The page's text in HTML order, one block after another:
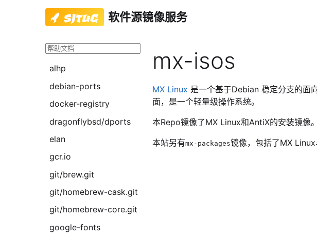
软件源镜像服务
alhp
debian-ports
docker-registry
dragonflybsd/dports
elan
gcr.io
git/brew.git
git/homebrew-cask.git
git/homebrew-core.git
google-fonts
mx-isos
MX Linux 是一个基于Debian 稳定分支的面
面，是一个轻量级操作系统。
本Repo镜像了MX Linux和AntiX的安装镜像
本站另有mx-packages镜像，包括了MX Linux